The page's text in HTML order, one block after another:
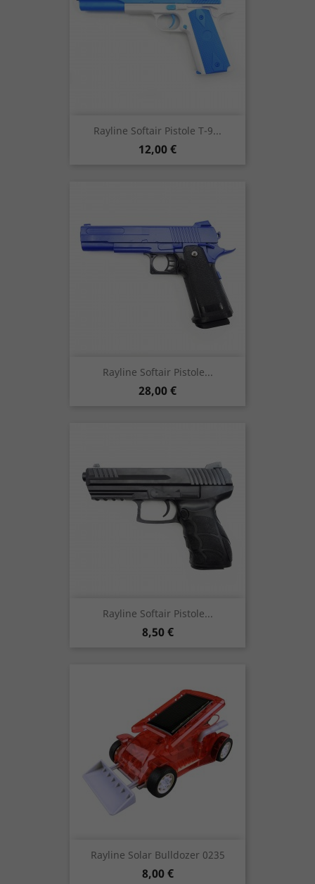
Rayline Softair Pistole T-9...
Preis
12,00 €
Rayline Softair Pistole...
Preis
28,00 €
Rayline Softair Pistole...
Preis
8,50 €
Rayline Solar Bulldozer 0235
Preis
8,00 €